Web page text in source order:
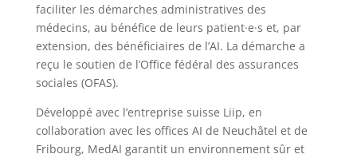
faciliter les démarches administratives des
médecins, au bénéfice de leurs patient·e·s et, par
extension, des bénéficiaires de l’AI. La démarche a
reçu le soutien de l’Office fédéral des assurances
sociales (OFAS).
Développé avec l’entreprise suisse Liip, en
collaboration avec les offices AI de Neuchâtel et de
Fribourg, MedAI garantit un environnement sûr et